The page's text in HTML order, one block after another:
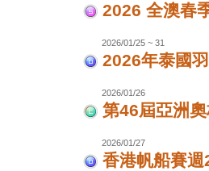
2026 全澳春
2026/01/25 ~ 31
2026年泰國
2026/01/26
第46屆亞洲
2026/01/27
香港帆船賽